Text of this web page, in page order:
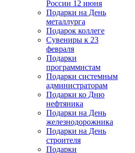
России 12 июня
Подарки на День
металлурга
Подарок коллеге
Сувениры к 23
февраля
Подарки
программистам
Подарки системным
администраторам
Подарки ко Дню
нефтяника
Подарки на День
железнодорожника
Подарки на День
строителя
Подарки